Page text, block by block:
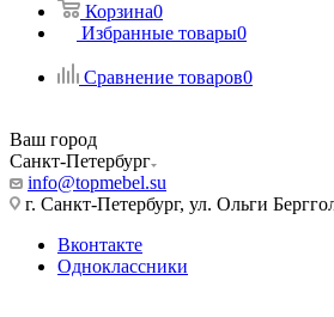
Корзина0
Избранные товары0
Сравнение товаров0
Ваш город
Санкт-Петербург
info@topmebel.su
г. Санкт-Петербург, ул. Ольги
Вконтакте
Одноклассники